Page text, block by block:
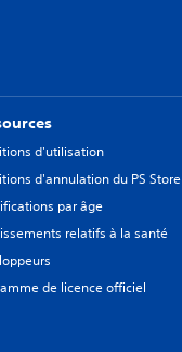
d'utilisation
d'annulation du PS Store
par âge
relatifs à la santé
de licence officiel